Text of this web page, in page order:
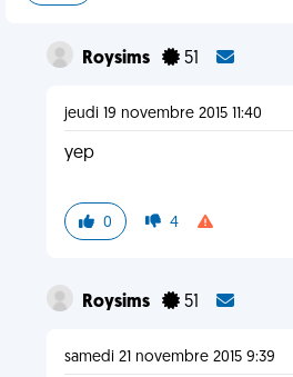
Roysims 51
jeudi 19 novembre 2015 11:40
yep
0 4
Roysims 51
samedi 21 novembre 2015 9:39